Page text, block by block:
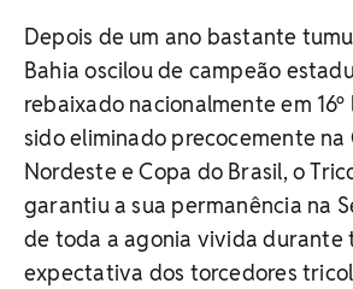
Depois de um ano bastante
Bahia oscilou de campeão
rebaixado nacionalmente em
sido eliminado precocemente na
Nordeste e Copa do Brasil, o
garantiu a sua permanência na
de toda a agonia vivida durante
expectativa dos torcedores